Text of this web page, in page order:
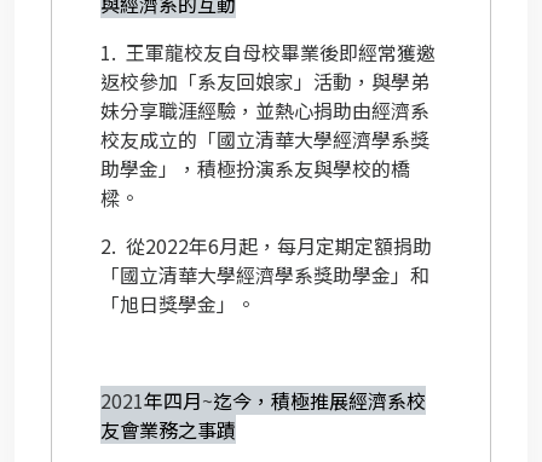
1. 王軍龍校友自母校畢業後即經常獲邀
返校參加「系友回娘家」活動，與學弟
妹分享職涯經驗，並熱心捐助由經濟系
校友成立的「國立清華大學經濟學系獎
助學金」，積極扮演系友與學校的橋
樑。
2. 從2022年6月起，每月定期定額捐助
「國立清華大學經濟學系獎助學金」和
「旭日獎學金」。
2021年四月~迄今，積極推展經濟系校
友會業務之事蹟